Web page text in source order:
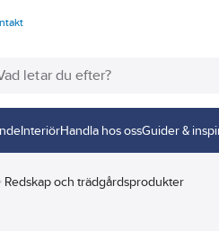
InteriörHandla hos ossGuider &
Redskap och trädgårdsprodukter